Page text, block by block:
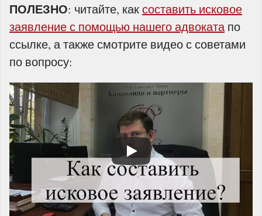
ПОЛЕЗНО: читайте, каксоставить исковое
заявление с помощью нашего адвокатапо
ссылке, а также смотрите видео с советами
по вопросу: